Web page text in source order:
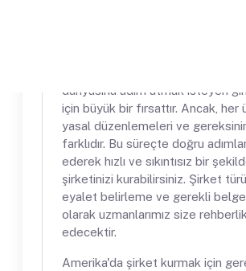
Amerika’da şirket kurmak,
dünyasına adım atmak isteyen
için büyük bir fırsattır. Ancak, her
yasal düzenlemeleri ve
farklıdır. Bu süreçte doğru
ederek hızlı ve sıkıntısız bir
şirketinizi kurabilirsiniz. Şirket
eyalet belirleme ve gerekli
olarak uzmanlarımız size rehberlik
edecektir.
Amerika'da şirket kurmak için